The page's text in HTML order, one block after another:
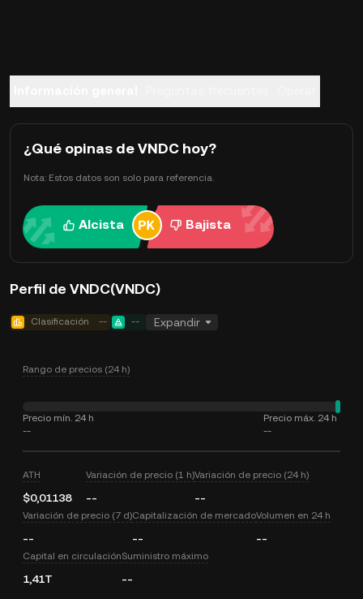
¿Qué opinas de VNDC hoy?
Nota: Estos datos son solo para referencia.
Alcista Bajista
Perfil de VNDC(VNDC)
Clasificación -- -- Expandir
Rango de precios (24 h)
Precio mín. 24 h
--
Precio máx. 24 h
--
ATH
$0,01138
Variación de precio (1 h)
--
Variación de precio (24 h)
--
Variación de precio (7 d)
--
Capitalización de mercado
--
Volumen en 24 h
--
Capital en circulación
1,41T
Suministro máximo
--